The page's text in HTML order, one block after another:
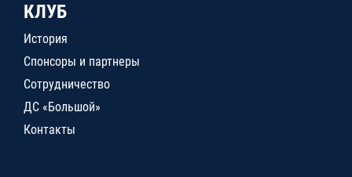
КЛУБ
История
Спонсоры и партнеры
Сотрудничество
ДС «Большой»
Контакты